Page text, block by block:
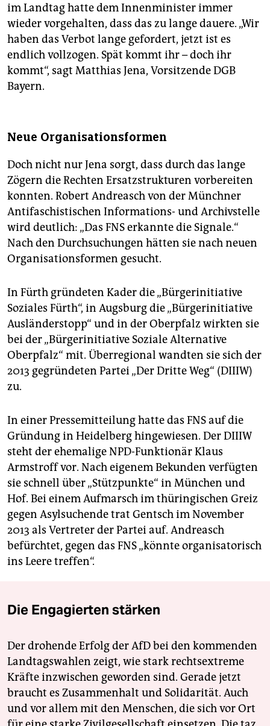
im Landtag hatte dem Innenminister immer
wieder vorgehalten, dass das zu lange dauere. „Wir
haben das Verbot lange gefordert, jetzt ist es
endlich vollzogen. Spät kommt ihr – doch ihr
kommt“, sagt Matthias Jena, Vorsitzende DGB
Bayern.
Neue Organisationsformen
Doch nicht nur Jena sorgt, dass durch das lange
Zögern die Rechten Ersatzstrukturen vorbereiten
konnten. Robert Andreasch von der Münchner
Antifaschistischen Informations- und Archivstelle
wird deutlich: „Das FNS erkannte die Signale.“
Nach den Durchsuchungen hätten sie nach neuen
Organisationsformen gesucht.
In Fürth gründeten Kader die „Bürgerinitiative
Soziales Fürth“, in Augsburg die „Bürgerinitiative
Ausländerstopp“ und in der Oberpfalz wirkten sie
bei der „Bürgerinitiative Soziale Alternative
Oberpfalz“ mit. Überregional wandten sie sich der
2013 gegründeten Partei „Der Dritte Weg“ (DIIIW)
zu.
In einer Pressemitteilung hatte das FNS auf die
Gründung in Heidelberg hingewiesen. Der DIIIW
steht der ehemalige NPD-Funktionär Klaus
Armstroff vor. Nach eigenem Bekunden verfügten
sie schnell über „Stützpunkte“ in München und
Hof. Bei einem Aufmarsch im thüringischen Greiz
gegen Asylsuchende trat Gentsch im November
2013 als Vertreter der Partei auf. Andreasch
befürchtet, gegen das FNS „könnte organisatorisch
ins Leere treffen“.
Die Engagierten stärken
Der drohende Erfolg der AfD bei den kommenden
Landtagswahlen zeigt, wie stark rechtsextreme
Kräfte inzwischen geworden sind. Gerade jetzt
braucht es Zusammenhalt und Solidarität. Auch
und vor allem mit den Menschen, die sich vor Ort